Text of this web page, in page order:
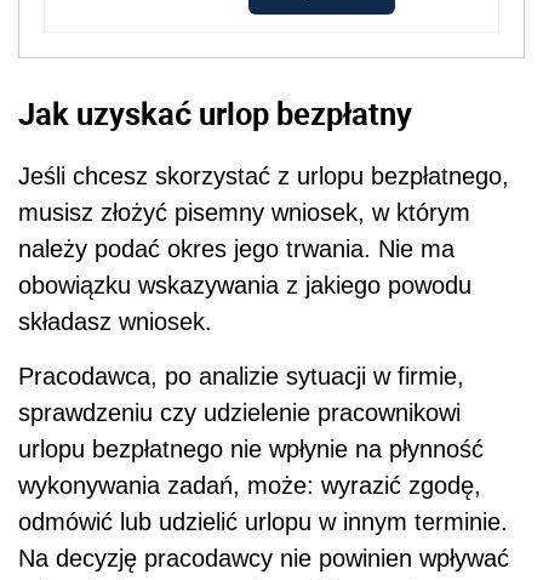
Jak uzyskać urlop bezpłatny
Jeśli chcesz skorzystać z urlopu bezpłatnego,
musisz złożyć pisemny wniosek, w którym
należy podać okres jego trwania. Nie ma
obowiązku wskazywania z jakiego powodu
składasz wniosek.
Pracodawca, po analizie sytuacji w firmie,
sprawdzeniu czy udzielenie pracownikowi
urlopu bezpłatnego nie wpłynie na płynność
wykonywania zadań, może: wyrazić zgodę,
odmówić lub udzielić urlopu w innym terminie.
Na decyzję pracodawcy nie powinien wpływać